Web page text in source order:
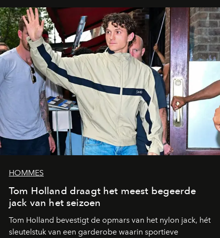
HOMMES
Tom Holland draagt het meest begeerde
jack van het seizoen
Tom Holland bevestigt de opmars van het nylon jack, hét
sleutelstuk van een garderobe waarin sportieve